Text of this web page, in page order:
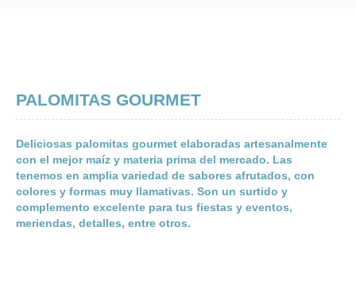
PALOMITAS GOURMET
Deliciosas palomitas gourmet elaboradas artesanalmente
con el mejor maíz y materia prima del mercado. Las
tenemos en amplia variedad de sabores afrutados, con
colores y formas muy llamativas. Son un surtido y
complemento excelente para tus fiestas y eventos,
meriendas, detalles, entre otros.